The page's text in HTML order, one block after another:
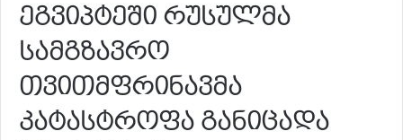
ეგვიპტეში რუსულმა
სამგზავრო
თვითმფრინავმა
კატასტროფა განიცადა